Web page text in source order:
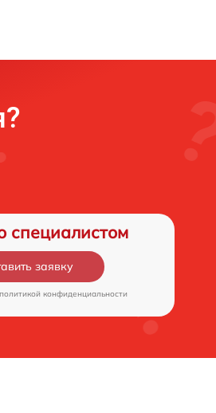
специалистом
заявку
политикой конфиденциальности